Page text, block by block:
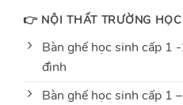
👉 NỘI THẤT TRƯỜNG HỌC
Bàn ghế học sinh cấp 1
đình
Bàn ghế học sinh cấp 1